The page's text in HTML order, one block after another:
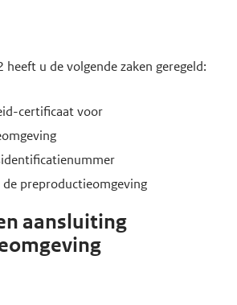
heeft u de volgende zaken geregeld:
certificaat voor
preproductieomgeving
aansluiting